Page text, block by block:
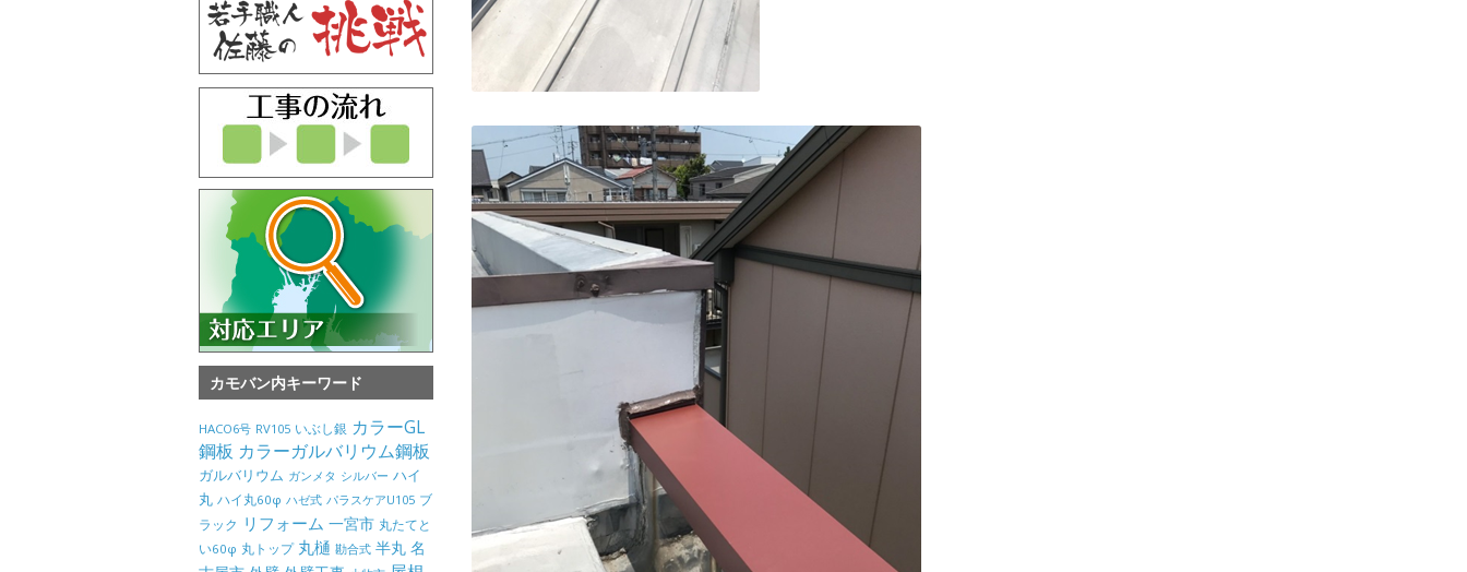
カモバン内キーワード
HACO6号 RV105 いぶし銀 カラーGL
鋼板 カラーガルバリウム鋼板
ガルバリウム ガンメタ シルバー ハイ
丸 ハイ丸60φ ハゼ式 パラスケアU105 ブ
ラック リフォーム 一宮市 丸たてと
い60φ 丸トップ 丸樋 勘合式 半丸 名